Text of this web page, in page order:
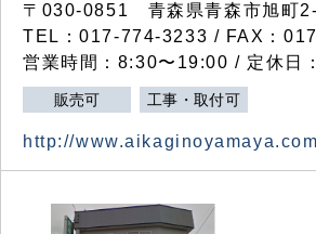
〒030-0851 青森県青森市旭町
TEL：017-774-3233 / FAX：
営業時間：8:30〜19:00 / 定休日
販売可 工事・取付可
http://www.aikaginoyamaya.com